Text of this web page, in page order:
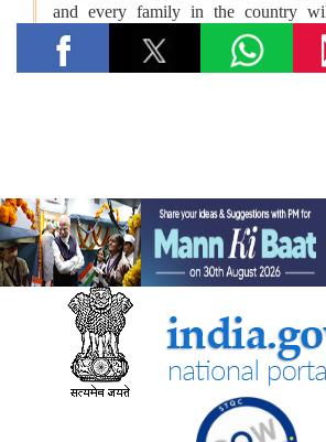
विषय: राष्ट्रीय खाद्य तेल मिशन तिलहन (एनएमईओ-
विषय: तिलहन एवं दलहन के उत्पादन को बढ़ाने के
स्थायी सामुदायिक परिसंपत्तियों में बदलने में भारत
वाणिज्‍य एवं उद्योग मंत्रालय
डीजीएफटी, 'सोर्स फ्रॉम इंडिया' फीचर के माध्यम से
प्राप्त स्टार्टअप्स को वैश्विक व्यापार पारिस्थितिकी
नई दिल्ली में आधुनिकीकरण और औद्योगिक सहयोग
के 12वें सत्र का आयोजन
भव्य योजना के पहले चरण के पहले राउंड में 87